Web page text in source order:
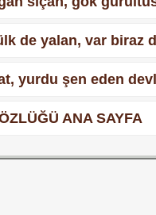
de yalan, var biraz
yurdu şen eden
ANA SAYFA